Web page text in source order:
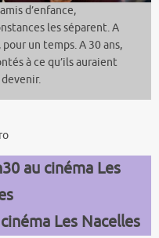
d’enfance,
les séparent. A
un temps. A 30 ans,
à ce qu’ils auraient
au cinéma Les
Les Nacelles